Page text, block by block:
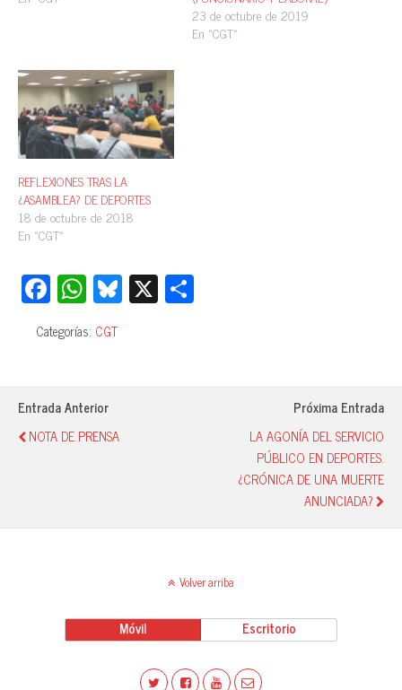
23 de octubre de 2019
En «CGT»
REFLEXIONES TRAS LA
¿ASAMBLEA? DE DEPORTES
18 de octubre de 2018
En «CGT»
Fa
ce
bo
ok
W
ha
ts
A
pp
Bl
ue
y
X
pa
Categorías: CGT
Entrada Anterior
NOTA DE PRENSA
Próxima Entrada
LA AGONÍA DEL SERVICIO
PÚBLICO EN DEPORTES.
¿CRÓNICA DE UNA MUERTE
ANUNCIADA?
Volver arriba
Móvil Escritorio